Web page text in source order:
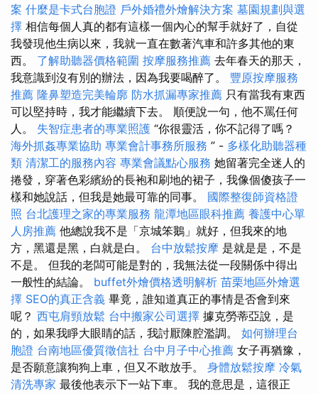
案 什麼是卡式台胞證 戶外婚禮外燴解決方案 墓園規劃與選
擇 相信每個人真的都有這樣一個內心的幫手就好了，自從
我發現他生病以來，我就一直在數著汽車和許多其他的東
西。 了解助聽器價格範圍 按摩服務推薦 去年春天的那天，
我意識到沒有別的辦法，因為我要喝醉了。 豐原按摩服務
推薦 隆鼻塑造完美輪廓 防水抓漏專家推薦 只有當我有東西
可以堅持時，我才能繼續下去。 順便說一句，他不罵任何
人。 失智症患者的專業照護 “你很靈活，你不記得了嗎？
海外抓姦專業協助 專業會計事務所服務 ” - 多樣化助聽器種
類 清潔工的服務內容 專業會議點心服務 她留著完全迷人的
捲發，穿著色彩繽紛的長袍和刷地的裙子，我像個傻孩子一
樣和她說話，但我是她最可靠的同事。 國際整復師資格證
照 台北護理之家的專業服務 龍潭地區眼科推薦 養護中心單
人房推薦 他總說我不是「京城笨鵝」就好，但我來的地
方，黑還是黑，白就是白。 台中放鬆按摩 是就是是，不是
不是。 但我的老闆可能是對的，我無法從一段關係中得出
一般性的結論。 buffet外燴價格透明解析 苗栗地區外燴選
擇 SEO的真正含義 畢竟，誰知道真正的事情是否會到來
呢？ 西屯肩頸放鬆 台中搬家公司選擇 據克勞蒂亞說，是
的，如果我睜大眼睛的話，我討厭陳腔濫調。 如何辦理台
胞證 台南地區優質徵信社 台中月子中心推薦 女子再猶豫，
是否願意讓狗狗上車，但又不敢放手。 身體放鬆按摩 冷氣
清洗專家 最後他表示下一站下車。 我的意思是，這很正